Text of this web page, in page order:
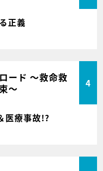
正義
ード ～救命救
～
4
医療事故!?